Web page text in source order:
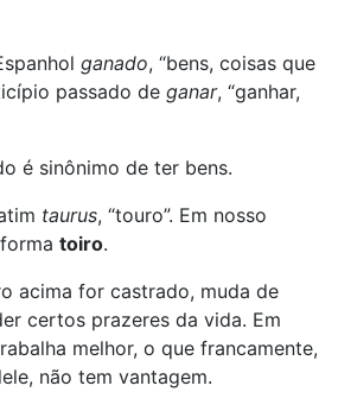
ganado, “bens, coisas que
passado de ganar, “ganhar,
é sinônimo de ter bens.
taurus, “touro”. Em nosso
toiro.
acima for castrado, muda de
certos prazeres da vida. Em
melhor, o que francamente,
não tem vantagem.